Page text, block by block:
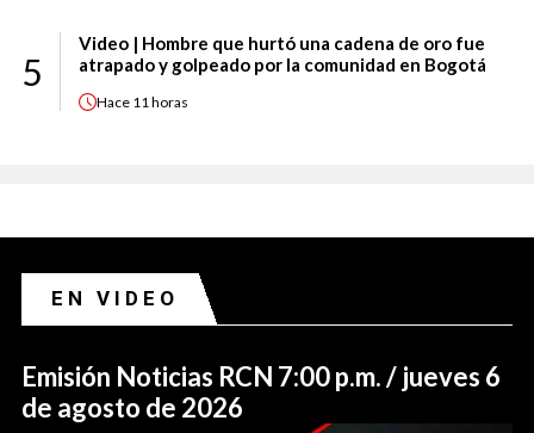
5
Video | Hombre que hurtó una cadena de oro fue
atrapado y golpeado por la comunidad en Bogotá
Hace 11 horas
EN VIDEO
Emisión Noticias RCN 7:00 p.m. / jueves 6
de agosto de 2026